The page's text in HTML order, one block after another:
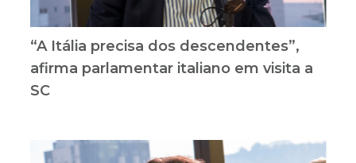
“A Itália precisa dos descendentes”,
afirma parlamentar italiano em visita a
SC